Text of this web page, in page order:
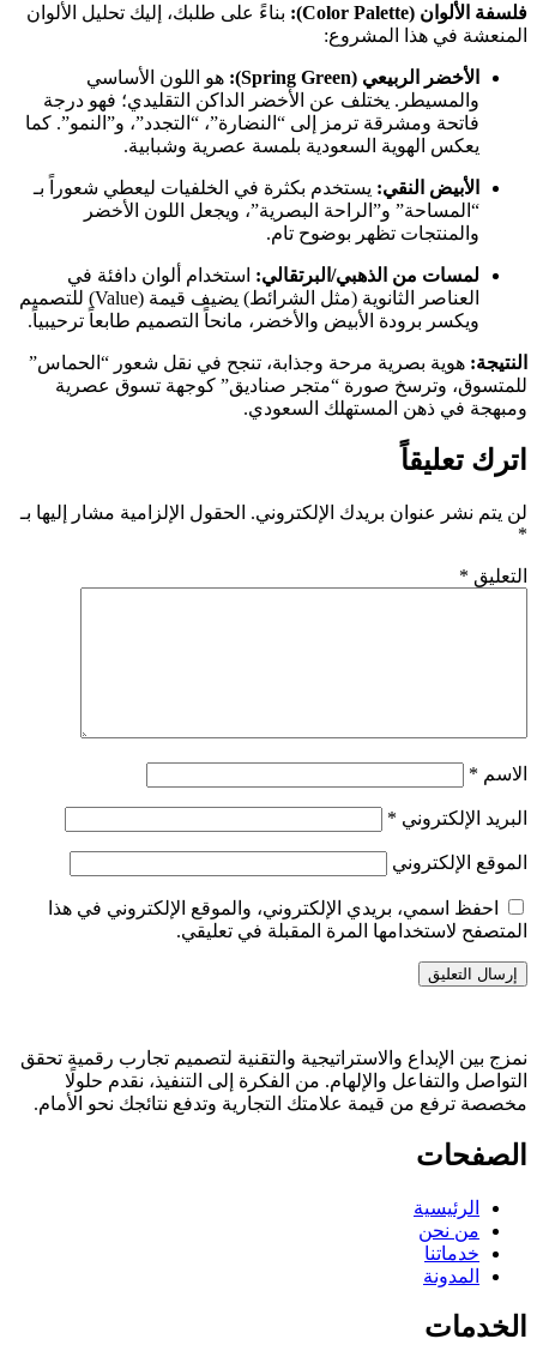
فلسفة الألوان (Color Palette):
بناءً على طلبك، إليك تحليل الألوان
المنعشة في هذا المشروع:
الأخضر الربيعي (Spring Green):
هو اللون الأساسي
والمسيطر. يختلف عن الأخضر الداكن التقليدي؛ فهو درجة
فاتحة ومشرقة ترمز إلى “النضارة”، “التجدد”، و”النمو”. كما
يعكس الهوية السعودية بلمسة عصرية وشبابية.
الأبيض النقي: يستخدم بكثرة في الخلفيات ليعطي شعوراً بـ
“المساحة” و”الراحة البصرية”، ويجعل اللون الأخضر
والمنتجات تظهر بوضوح تام.
لمسات من الذهبي/البرتقالي: استخدام ألوان دافئة في
العناصر الثانوية (مثل الشرائط) يضيف قيمة (Value) للتصميم
ويكسر برودة الأبيض والأخضر، مانحاً التصميم طابعاً ترحيبياً.
النتيجة: هوية بصرية مرحة وجذابة، تنجح في نقل شعور “الحماس”
للمتسوق، وترسخ صورة “متجر صناديق” كوجهة تسوق عصرية
ومبهجة في ذهن المستهلك السعودي.
اترك تعليقاً
لن يتم نشر عنوان بريدك الإلكتروني. الحقول الإلزامية مشار إليها بـ
*
التعليق *
الاسم *
البريد الإلكتروني *
الموقع الإلكتروني
احفظ اسمي، بريدي الإلكتروني، والموقع الإلكتروني في هذا
المتصفح لاستخدامها المرة المقبلة في تعليقي.
نمزج بين الإبداع والاستراتيجية والتقنية لتصميم تجارب رقمية تحقق
التواصل والتفاعل والإلهام. من الفكرة إلى التنفيذ، نقدم حلولًا
مخصصة ترفع من قيمة علامتك التجارية وتدفع نتائجك نحو الأمام.
الصفحات
الرئيسية
من نحن
خدماتنا
المدونة
الخدمات